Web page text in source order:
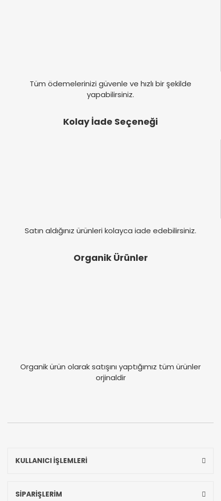
Tüm ödemelerinizi güvenle ve hızlı bir şekilde
yapabilirsiniz.
Kolay İade Seçeneği
Satın aldığınız ürünleri kolayca iade edebilirsiniz.
Organik Ürünler
Organik ürün olarak satışını yaptığımız tüm ürünler
orjinaldir
KULLANICI İŞLEMLERİ
SİPARİŞLERİM